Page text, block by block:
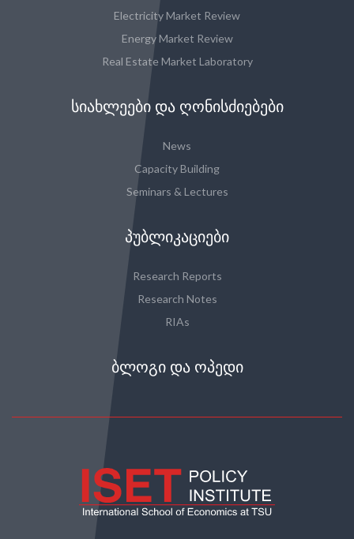
Electricity Market Review
Energy Market Review
Real Estate Market Laboratory
ᲡᲘᲐᲮᲚᲔᲔᲑᲘ ᲓᲐ ᲦᲝᲜᲘᲡᲫᲘᲔᲑᲔᲑᲘ
News
Capacity Building
Seminars & Lectures
ᲞᲣᲑᲚᲘᲙᲐᲪᲘᲔᲑᲘ
Research Reports
Research Notes
RIAs
ᲑᲚᲝᲒᲘ ᲓᲐ ᲝᲞᲔᲓᲘ